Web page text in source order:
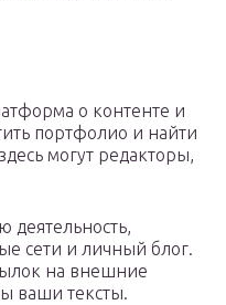
о контенте и
портфолио и найти
могут редакторы,
деятельность,
сети и личный блог.
на внешние
ваши тексты.